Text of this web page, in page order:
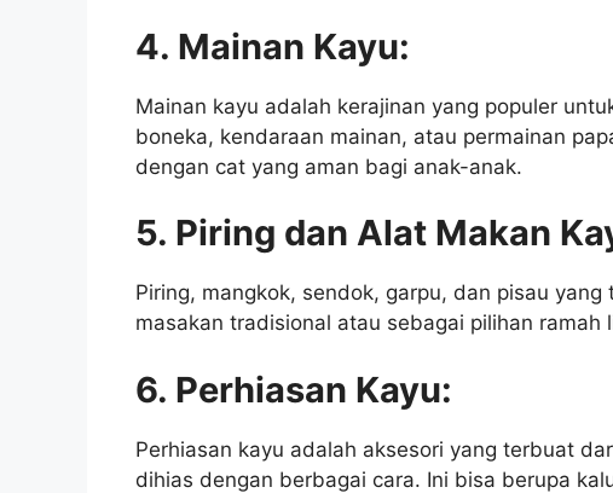
4. Mainan Kayu:
Mainan kayu adalah kerajinan yang populer
boneka, kendaraan mainan, atau permainan
dengan cat yang aman bagi anak-anak.
5. Piring dan Alat Makan
Piring, mangkok, sendok, garpu, dan pisau
masakan tradisional atau sebagai pilihan ramah
6. Perhiasan Kayu:
Perhiasan kayu adalah aksesori yang terbuat
dihias dengan berbagai cara. Ini bisa berupa